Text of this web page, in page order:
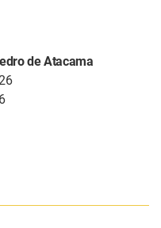
de Atacama